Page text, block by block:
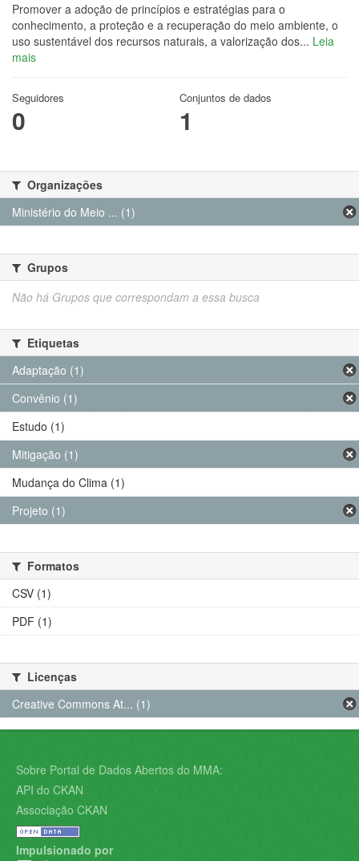
Promover a adoção de princípios e estratégias para o
conhecimento, a proteção e a recuperação do meio ambiente, o
uso sustentável dos recursos naturais, a valorização dos... Leia
mais
Seguidores
0
Conjuntos de dados
1
Organizações
Ministério do Meio ... (1)
Grupos
Não há Grupos que correspondam a essa busca
Etiquetas
Adaptação (1)
Convênio (1)
Estudo (1)
Mitigação (1)
Mudança do Clima (1)
Projeto (1)
Formatos
CSV (1)
PDF (1)
Licenças
Creative Commons At... (1)
Sobre Portal de Dados Abertos do MMA:
API do CKAN
Associação CKAN
Impulsionado por